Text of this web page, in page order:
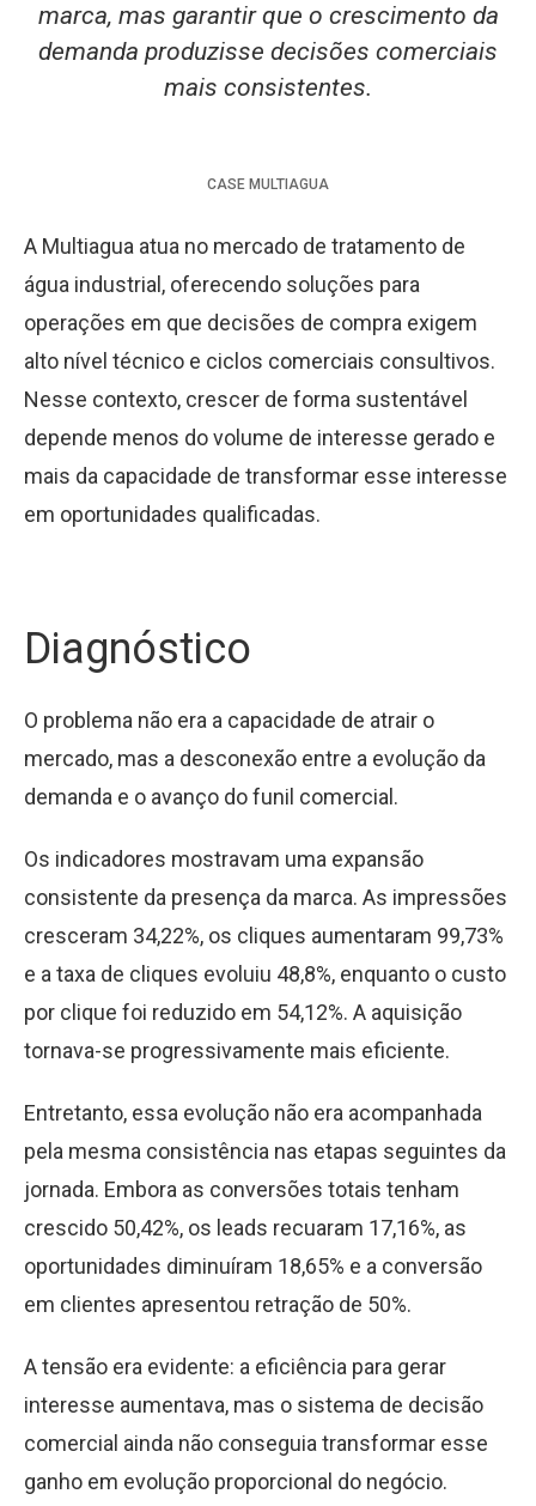
marca, mas garantir que o crescimento da
demanda produzisse decisões comerciais
mais consistentes.
CASE MULTIAGUA
A Multiagua atua no mercado de tratamento de
água industrial, oferecendo soluções para
operações em que decisões de compra exigem
alto nível técnico e ciclos comerciais consultivos.
Nesse contexto, crescer de forma sustentável
depende menos do volume de interesse gerado e
mais da capacidade de transformar esse interesse
em oportunidades qualificadas.
Diagnóstico
O problema não era a capacidade de atrair o
mercado, mas a desconexão entre a evolução da
demanda e o avanço do funil comercial.
Os indicadores mostravam uma expansão
consistente da presença da marca. As impressões
cresceram 34,22%, os cliques aumentaram 99,73%
e a taxa de cliques evoluiu 48,8%, enquanto o custo
por clique foi reduzido em 54,12%. A aquisição
tornava-se progressivamente mais eficiente.
Entretanto, essa evolução não era acompanhada
pela mesma consistência nas etapas seguintes da
jornada. Embora as conversões totais tenham
crescido 50,42%, os leads recuaram 17,16%, as
oportunidades diminuíram 18,65% e a conversão
em clientes apresentou retração de 50%.
A tensão era evidente: a eficiência para gerar
interesse aumentava, mas o sistema de decisão
comercial ainda não conseguia transformar esse
ganho em evolução proporcional do negócio.